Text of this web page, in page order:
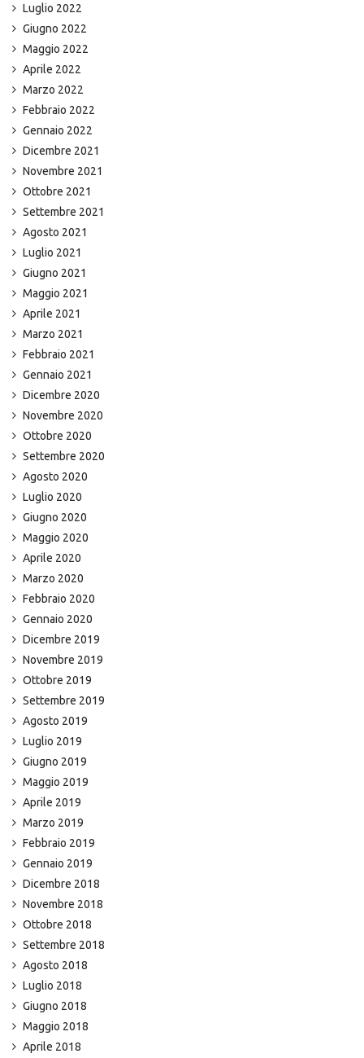
Luglio 2022
Giugno 2022
Maggio 2022
Aprile 2022
Marzo 2022
Febbraio 2022
Gennaio 2022
Dicembre 2021
Novembre 2021
Ottobre 2021
Settembre 2021
Agosto 2021
Luglio 2021
Giugno 2021
Maggio 2021
Aprile 2021
Marzo 2021
Febbraio 2021
Gennaio 2021
Dicembre 2020
Novembre 2020
Ottobre 2020
Settembre 2020
Agosto 2020
Luglio 2020
Giugno 2020
Maggio 2020
Aprile 2020
Marzo 2020
Febbraio 2020
Gennaio 2020
Dicembre 2019
Novembre 2019
Ottobre 2019
Settembre 2019
Agosto 2019
Luglio 2019
Giugno 2019
Maggio 2019
Aprile 2019
Marzo 2019
Febbraio 2019
Gennaio 2019
Dicembre 2018
Novembre 2018
Ottobre 2018
Settembre 2018
Agosto 2018
Luglio 2018
Giugno 2018
Maggio 2018
Aprile 2018